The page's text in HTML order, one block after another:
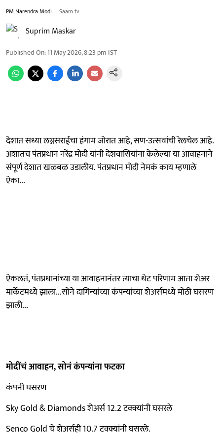
PM Narendra Modi Saam tv
Suprim Maskar
Published On:11 May 2026, 8:23 pm IST
देशात सध्या लग्नसराईचा हंगाम जोरात आहे, सण-उत्सवांची रेलचेल आहे.
अशातच पंतप्रधान नरेंद्र मोदी यांनी देशवासियांना केलेल्या या आवाहनाने
संपूर्ण देशात खळबळ उडालीय. पंतप्रधान मोदी नेमकं काय म्हणाले
ऐका...
ऐकलतं, पंतप्रधानांच्या या आवाहनानंतर त्याचा थेट परिणाम आता शेअर
मार्केटमध्ये झाला...सोने दागिन्यांच्या कंपन्यांच्या शेअर्समध्ये मोठी घसरण
झाली...
मोदींचं आवाहन, सोनं कंपन्यांना फटका
कंपनी घसरण
Sky Gold & Diamonds शेअर्स 12.2 टक्क्यांनी घसरले
Senco Gold चे शेअर्सही 10.7 टक्क्यांनी घसरले.